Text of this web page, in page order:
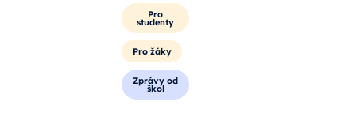
Pro
studenty
Pro žáky
Zprávy od
škol